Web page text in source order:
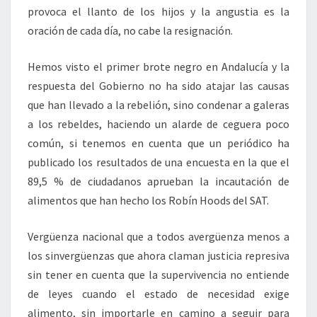
provoca el llanto de los hijos y la angustia es la
oración de cada día, no cabe la resignación.
Hemos visto el primer brote negro en Andalucía y la
respuesta del Gobierno no ha sido atajar las causas
que han llevado a la rebelión, sino condenar a galeras
a los rebeldes, haciendo un alarde de ceguera poco
común, si tenemos en cuenta que un periódico ha
publicado los resultados de una encuesta en la que el
89,5 % de ciudadanos aprueban la incautación de
alimentos que han hecho los Robín Hoods del SAT.
Vergüenza nacional que a todos avergüenza menos a
los sinvergüenzas que ahora claman justicia represiva
sin tener en cuenta que la supervivencia no entiende
de leyes cuando el estado de necesidad exige
alimento, sin importarle en camino a seguir para